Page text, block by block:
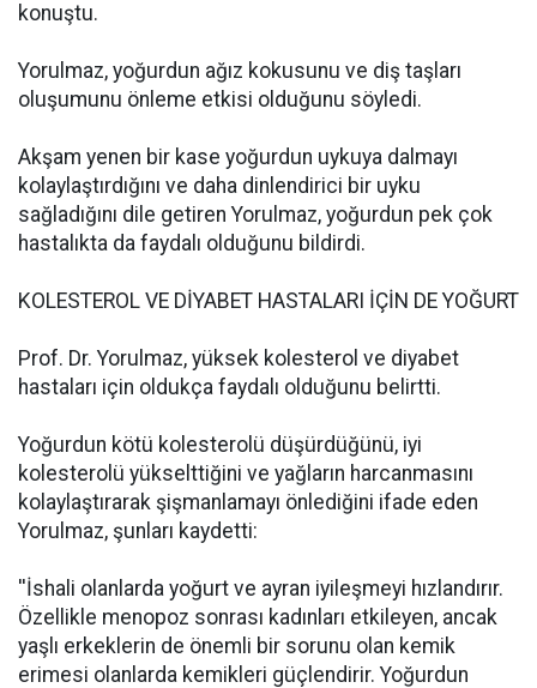
konuştu.
Yorulmaz, yoğurdun ağız kokusunu ve diş taşları
oluşumunu önleme etkisi olduğunu söyledi.
Akşam yenen bir kase yoğurdun uykuya dalmayı
kolaylaştırdığını ve daha dinlendirici bir uyku
sağladığını dile getiren Yorulmaz, yoğurdun pek çok
hastalıkta da faydalı olduğunu bildirdi.
KOLESTEROL VE DİYABET HASTALARI İÇİN DE YOĞURT
Prof. Dr. Yorulmaz, yüksek kolesterol ve diyabet
hastaları için oldukça faydalı olduğunu belirtti.
Yoğurdun kötü kolesterolü düşürdüğünü, iyi
kolesterolü yükselttiğini ve yağların harcanmasını
kolaylaştırarak şişmanlamayı önlediğini ifade eden
Yorulmaz, şunları kaydetti:
''İshali olanlarda yoğurt ve ayran iyileşmeyi hızlandırır.
Özellikle menopoz sonrası kadınları etkileyen, ancak
yaşlı erkeklerin de önemli bir sorunu olan kemik
erimesi olanlarda kemikleri güçlendirir. Yoğurdun